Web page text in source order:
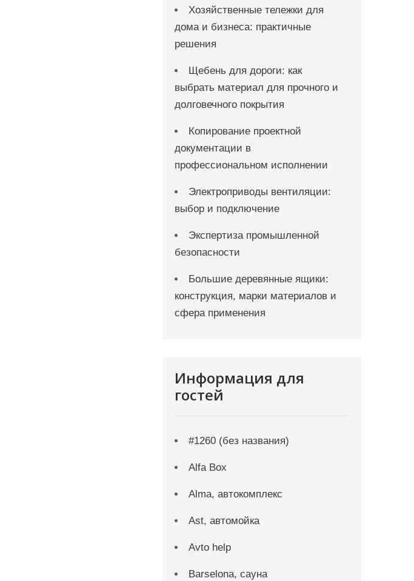
Хозяйственные тележки для
дома и бизнеса: практичные
решения
Щебень для дороги: как
выбрать материал для прочного и
долговечного покрытия
Копирование проектной
документации в
профессиональном исполнении
Электроприводы вентиляции:
выбор и подключение
Экспертиза промышленной
безопасности
Большие деревянные ящики:
конструкция, марки материалов и
сфера применения
Информация для
гостей
#1260 (без названия)
Alfa Box
Alma, автокомплекс
Ast, автомойка
Avto help
Barselona, сауна